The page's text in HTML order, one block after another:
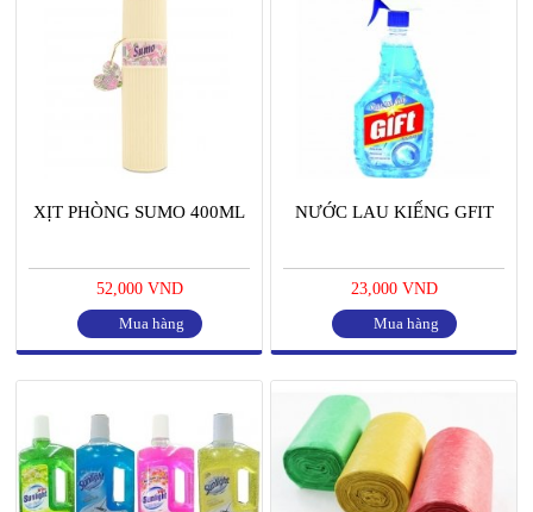
XỊT PHÒNG SUMO 400ML
52,000 VND
Mua hàng
NƯỚC LAU KIẾNG GFIT
23,000 VND
Mua hàng